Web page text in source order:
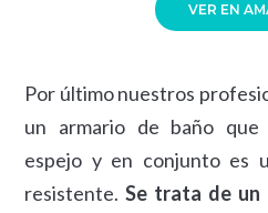
VER EN
Por último nuestros
un armario de baño que
espejo y en conjunto es
resistente.Se trata de un